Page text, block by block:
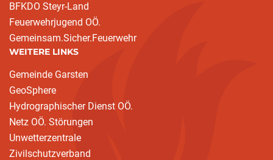
BFKDO Steyr-Land
Feuerwehrjugend OÖ.
Gemeinsam.Sicher.Feuerwehr
WEITERE LINKS
Gemeinde Garsten
GeoSphere
Hydrographischer Dienst OÖ.
Netz OÖ. Störungen
Unwetterzentrale
Zivilschutzverband